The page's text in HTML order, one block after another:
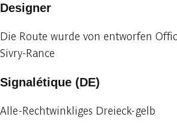
Designer
Die Route wurde von entworfen
Sivry-Rance
Signalétique (DE)
Alle-Rechtwinkliges Dreieck-gelb